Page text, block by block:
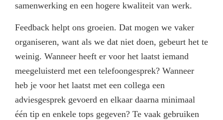
samenwerking en een hogere kwaliteit van werk.
Feedback helpt ons groeien. Dat mogen we vaker
organiseren, want als we dat niet doen, gebeurt het te
weinig. Wanneer heeft er voor het laatst iemand
meegeluisterd met een telefoongesprek? Wanneer
heb je voor het laatst met een collega een
adviesgesprek gevoerd en elkaar daarna minimaal
één tip en enkele tops gegeven? Te vaak gebruiken